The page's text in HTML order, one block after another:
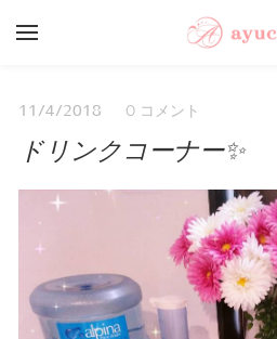
Salon ayucia Top
サロンご予約状況
うまいもんや Top
採用情報
11/4/2018 0 コメント
ドリンクコーナー✨